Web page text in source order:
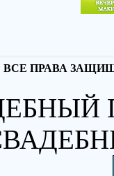
ВСЕ ПРАВА